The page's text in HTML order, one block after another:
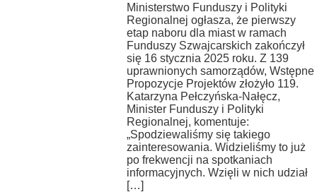
Ministerstwo Funduszy i Polityki
Regionalnej ogłasza, że pierwszy
etap naboru dla miast w ramach
Funduszy Szwajcarskich zakończył
się 16 stycznia 2025 roku. Z 139
uprawnionych samorządów, Wstępne
Propozycje Projektów złożyło 119.
Katarzyna Pełczyńska-Nałęcz,
Minister Funduszy i Polityki
Regionalnej, komentuje:
„Spodziewaliśmy się takiego
zainteresowania. Widzieliśmy to już
po frekwencji na spotkaniach
informacyjnych. Wzięli w nich udział
[…]